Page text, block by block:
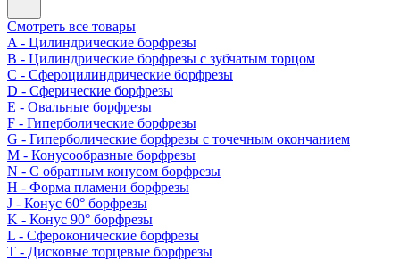
Смотреть все товары
A - Цилиндрические борфрезы
B - Цилиндрические борфрезы с зубчатым торцом
C - Сфероцилиндрические борфрезы
D - Сферические борфрезы
E - Овальные борфрезы
F - Гиперболические борфрезы
G - Гиперболические борфрезы с точечным окончанием
M - Конусообразные борфрезы
N - С обратным конусом борфрезы
H - Форма пламени борфрезы
J - Конус 60° борфрезы
K - Конус 90° борфрезы
L - Сфероконические борфрезы
T - Дисковые торцевые борфрезы